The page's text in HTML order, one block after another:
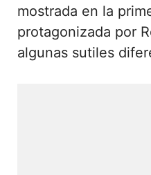
mostrada en la
protagonizada por
algunas sutiles